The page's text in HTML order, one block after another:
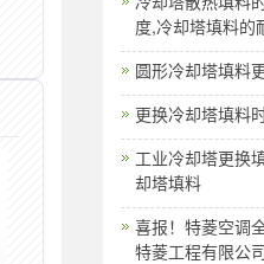
度,冷却塔填料的
圆形冷却塔填料
更换冷却塔填料
工业冷却塔更换
却塔填料
喜报！特菱空调
特菱工程有限公